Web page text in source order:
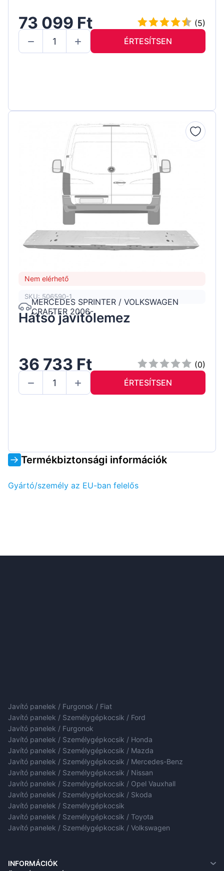
73 099 Ft
(5)
ÉRTESÍTSEN
Nem elérhető
SKU: 506590-1
MERCEDES SPRINTER / VOLKSWAGEN
CRAFTER 2006-
Hátsó javítólemez
36 733 Ft
(0)
ÉRTESÍTSEN
Termékbiztonsági információk
Gyártó/személy az EU-ban felelős
Javító panelek / Furgonok / Fiat
Javító panelek / Személygépkocsik / Ford
Javító panelek / Furgonok
Javító panelek / Személygépkocsik / Honda
Javító panelek / Személygépkocsik / Mazda
Javító panelek / Személygépkocsik / Mercedes-Benz
Javító panelek / Személygépkocsik / Nissan
Javító panelek / Személygépkocsik / Opel Vauxhall
Javító panelek / Személygépkocsik / Skoda
Javító panelek / Személygépkocsik
Javító panelek / Személygépkocsik / Toyota
Javító panelek / Személygépkocsik / Volkswagen
INFORMÁCIÓK